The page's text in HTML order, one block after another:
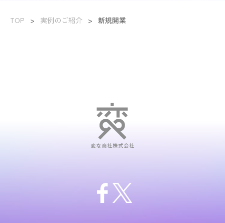
TOP > 実例のご紹介 > 新規開業